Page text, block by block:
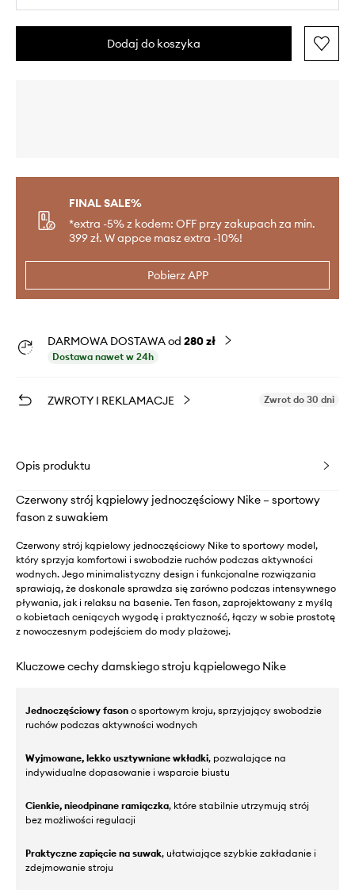
Dodaj do koszyka
FINAL SALE%
*extra -5% z kodem: OFF przy zakupach za min.
399 zł. W appce masz extra -10%!
Pobierz APP
DARMOWA DOSTAWA od 280 zł
Dostawa nawet w 24h
ZWROTY I REKLAMACJE Zwrot do 30 dni
Opis produktu
Czerwony strój kąpielowy jednoczęściowy Nike – sportowy
fason z suwakiem
Czerwony strój kąpielowy jednoczęściowy Nike to sportowy model,
który sprzyja komfortowi i swobodzie ruchów podczas aktywności
wodnych. Jego minimalistyczny design i funkcjonalne rozwiązania
sprawiają, że doskonale sprawdza się zarówno podczas intensywnego
pływania, jak i relaksu na basenie. Ten fason, zaprojektowany z myślą
o kobietach ceniących wygodę i praktyczność, łączy w sobie prostotę
z nowoczesnym podejściem do mody plażowej.
Kluczowe cechy damskiego stroju kąpielowego Nike
Jednoczęściowy fason o sportowym kroju, sprzyjający swobodzie
ruchów podczas aktywności wodnych
Wyjmowane, lekko usztywniane wkładki, pozwalające na
indywidualne dopasowanie i wsparcie biustu
Cienkie, nieodpinane ramiączka, które stabilnie utrzymują strój
bez możliwości regulacji
Praktyczne zapięcie na suwak, ułatwiające szybkie zakładanie i
zdejmowanie stroju